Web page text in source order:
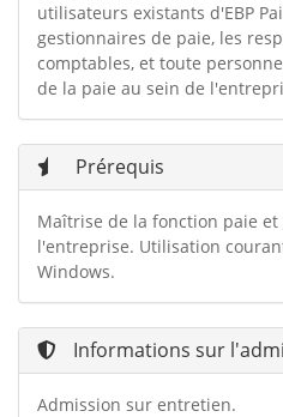
utilisateurs existants d'EBP
gestionnaires de paie, les
comptables, et toute
de la paie au sein de
Prérequis
Maîtrise de la fonction paie
l'entreprise. Utilisation
Windows.
Informations sur
Admission sur entretien.